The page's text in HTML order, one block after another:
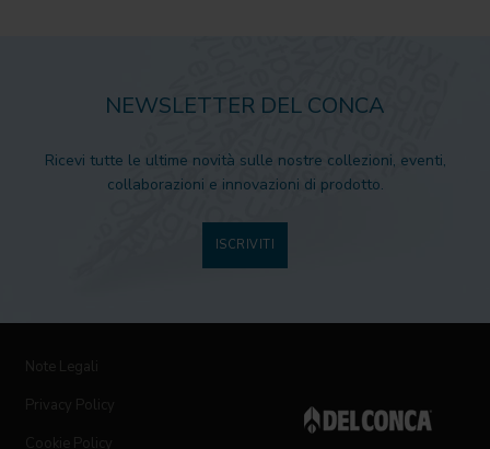
NEWSLETTER DEL CONCA
Ricevi tutte le ultime novità sulle nostre collezioni, eventi,
collaborazioni e innovazioni di prodotto.
ISCRIVITI
Note Legali
Privacy Policy
Cookie Policy